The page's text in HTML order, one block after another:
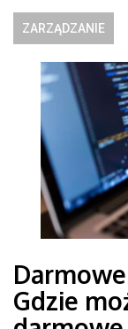
ZARZĄDZANIE
Gdzie